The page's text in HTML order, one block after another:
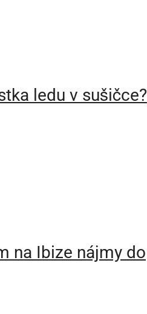
ledu v sušičce?
na Ibize nájmy do